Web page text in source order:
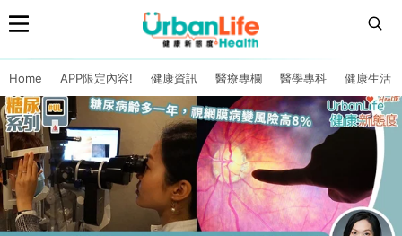
Home APP限定內容! 健康資訊 醫療專欄 醫學專科 健康生活